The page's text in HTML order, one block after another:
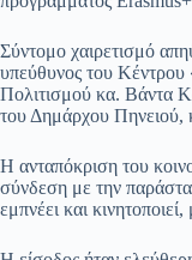
Σύντομο χαιρετισμό
υπεύθυνος του Κέντρου
Πολιτισμού κα. Βάντα
του Δημάρχου Πηνειού,
Η ανταπόκριση του
σύνδεση με την
εμπνέει και